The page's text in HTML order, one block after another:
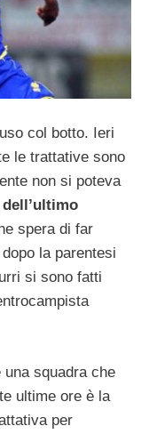
col botto. Ieri
le trattative sono
non si poteva
spera di far
dopo la parentesi
si sono fatti
una squadra che
ultime ore è la
per